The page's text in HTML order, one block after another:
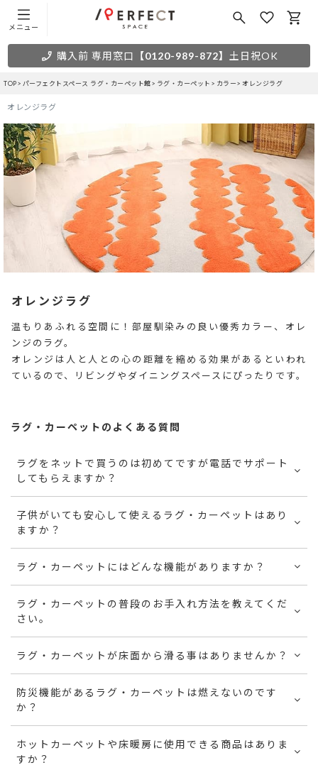
メニュー
購入前 専用窓口 【0120-989-872】 土日祝OK
TOP パーフェクトスペース ラグ・カーペット館 ラグ・カーペット カラー オレンジラグ
オレンジラグ
オレンジラグ
温もりあふれる空間に！部屋馴染みの良い優秀カラー、オレ
ンジのラグ。
オレンジは人と人との心の距離を縮める効果があるといわれ
ているので、リビングやダイニングスペースにぴったりです。
ラグ・カーペットのよくある質問
ラグをネットで買うのは初めてですが電話でサポート
してもらえますか？
子供がいても安心して使えるラグ・カーペットはあり
ますか？
ラグ・カーペットにはどんな機能がありますか？
ラグ・カーペットの普段のお手入れ方法を教えてくだ
さい。
ラグ・カーペットが床面から滑る事はありませんか？
防災機能があるラグ・カーペットは燃えないのです
か？
ホットカーペットや床暖房に使用できる商品はありま
すか？